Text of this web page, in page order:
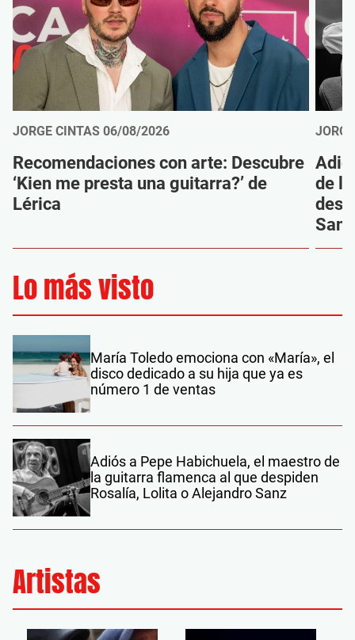
JORGE CINTAS 06/08/2026
Recomendaciones con arte: Descubre
‘Kien me presta una guitarra?’ de
Lérica
de
Sanz
Lo más visto
María Toledo emociona con «María», el
disco dedicado a su hija que ya es
número 1 de ventas
Adiós a Pepe Habichuela, el maestro de
la guitarra flamenca al que despiden
Rosalía, Lolita o Alejandro Sanz
Artistas